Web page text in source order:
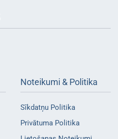
Noteikumi & Politika
Sīkdatņu Politika
Privātuma Politika